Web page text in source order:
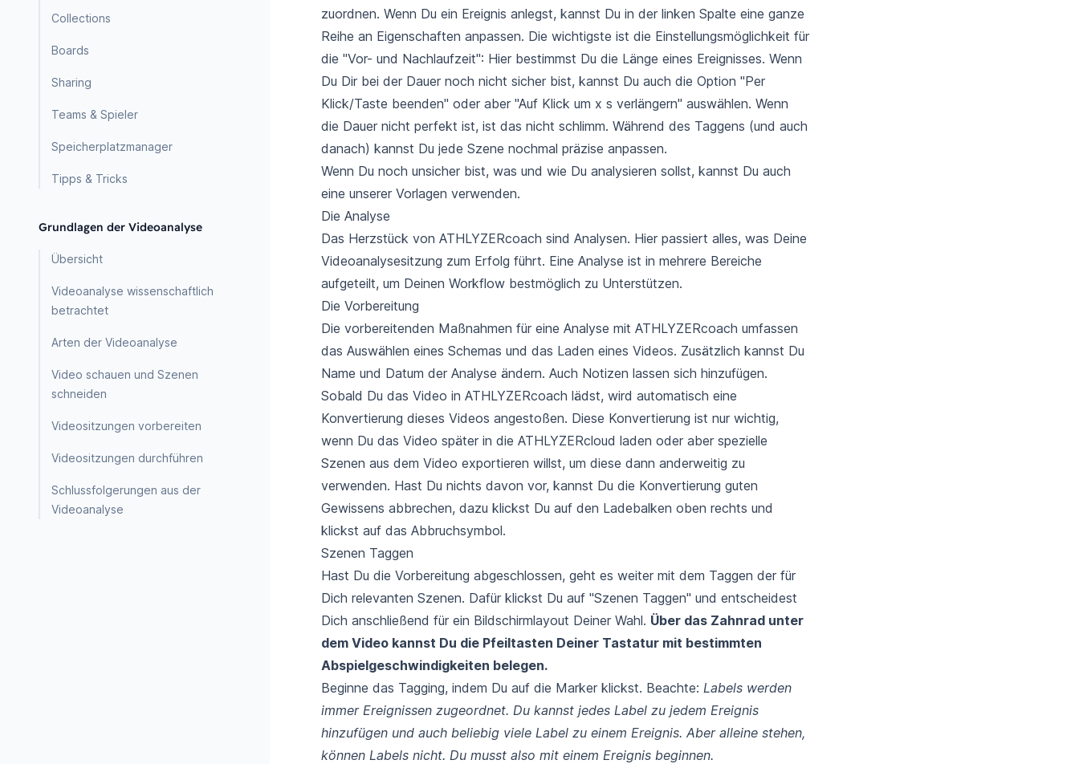
Collections
Boards
Sharing
Teams & Spieler
Speicherplatzmanager
Tipps & Tricks
Grundlagen der Videoanalyse
Übersicht
Videoanalyse wissenschaftlich
betrachtet
Arten der Videoanalyse
Video schauen und Szenen
schneiden
Videositzungen vorbereiten
Videositzungen durchführen
Schlussfolgerungen aus der
Videoanalyse
zuordnen. Wenn Du ein Ereignis anlegst, kannst Du in der linken Spalte eine ganze
Reihe an Eigenschaften anpassen. Die wichtigste ist die Einstellungsmöglichkeit für
die "Vor- und Nachlaufzeit": Hier bestimmst Du die Länge eines Ereignisses. Wenn
Du Dir bei der Dauer noch nicht sicher bist, kannst Du auch die Option "Per
Klick/Taste beenden" oder aber "Auf Klick um x s verlängern" auswählen. Wenn
die Dauer nicht perfekt ist, ist das nicht schlimm. Während des Taggens (und auch
danach) kannst Du jede Szene nochmal präzise anpassen.
Wenn Du noch unsicher bist, was und wie Du analysieren sollst, kannst Du auch
eine unserer Vorlagen verwenden.
Die Analyse
Das Herzstück von ATHLYZERcoach sind Analysen. Hier passiert alles, was Deine
Videoanalysesitzung zum Erfolg führt. Eine Analyse ist in mehrere Bereiche
aufgeteilt, um Deinen Workflow bestmöglich zu Unterstützen.
Die Vorbereitung
Die vorbereitenden Maßnahmen für eine Analyse mit ATHLYZERcoach umfassen
das Auswählen eines Schemas und das Laden eines Videos. Zusätzlich kannst Du
Name und Datum der Analyse ändern. Auch Notizen lassen sich hinzufügen.
Sobald Du das Video in ATHLYZERcoach lädst, wird automatisch eine
Konvertierung dieses Videos angestoßen. Diese Konvertierung ist nur wichtig,
wenn Du das Video später in die ATHLYZERcloud laden oder aber spezielle
Szenen aus dem Video exportieren willst, um diese dann anderweitig zu
verwenden. Hast Du nichts davon vor, kannst Du die Konvertierung guten
Gewissens abbrechen, dazu klickst Du auf den Ladebalken oben rechts und
klickst auf das Abbruchsymbol.
Szenen Taggen
Hast Du die Vorbereitung abgeschlossen, geht es weiter mit dem Taggen der für
Dich relevanten Szenen. Dafür klickst Du auf "Szenen Taggen" und entscheidest
Dich anschließend für ein Bildschirmlayout Deiner Wahl. Über das Zahnrad unter
dem Video kannst Du die Pfeiltasten Deiner Tastatur mit bestimmten
Abspielgeschwindigkeiten belegen.
Beginne das Tagging, indem Du auf die Marker klickst. Beachte: Labels werden
immer Ereignissen zugeordnet. Du kannst jedes Label zu jedem Ereignis
hinzufügen und auch beliebig viele Label zu einem Ereignis. Aber alleine stehen,
können Labels nicht. Du musst also mit einem Ereignis beginnen.